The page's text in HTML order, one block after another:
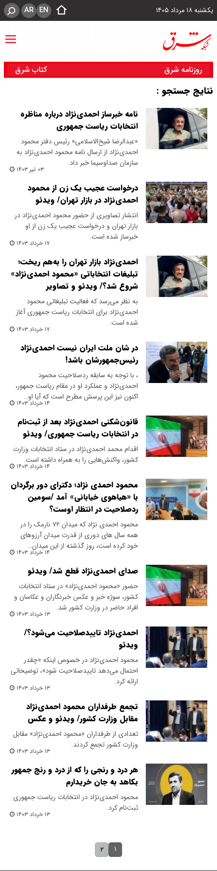
یکشنبه ۱۸ مرداد ۱۴۰۵ EN
AR
روزنامه شرق کتاب شرق
نتایج جستجو :
نامه خبرساز احمدی‌نژاد درباره مناظره
انتخابات ریاست جمهوری
«عبدالرضا شیخ‌الاسلامی» رئیس دفتر محمود
احمدی‌نژاد از ارسال نامه محمود احمدی‌نژاد به
سازمان صداوسیما خبر داد.
۰۳ تیر ۱۴۰۳
درخواست عجیب یک زن از محمود
احمدی‌نژاد در بازار تهران/ ویدئو
انتشار تصاویری از حضور محمود احمدی‌نژاد در
بازار تهران و درخواست عجیب یک زن از او
خبرساز شده است.
۱۷ خرداد ۱۴۰۳
احمدی‌نژاد بازار تهران را به‌هم ریخت؛
تبلیغات انتخاباتی «محمود احمدی‌نژاد»
شروع شد؟/ ویدئو و تصاویر
به نظر می‌رسد که فعالیت تبلیغاتی محمود
احمدی‌نژاد برای انتخابات ریاست جمهوری آغاز
شده است.
۱۷ خرداد ۱۴۰۳
در شان ملت ایران نیست احمدی‌نژاد
رئیس‌جمهورشان باشد!
، با توجه به سابقه ردصلاحیت محمود
احمدی‌نژاد و عملکرد او در مقام ریاست جمهور،
اکنون نیز این پرسش مطرح است که آیا او…
۱۴ خرداد ۱۴۰۳
قانون‌شکنی احمدی‌نژاد بعد از ثبت‌نام
در انتخابات ریاست جمهوری/ ویدئو
اقدام محمد احمدی‌نژاد در ستاد انتخابات وزارت
کشور، واکنش‌هایی را به همراه داشته است.
۱۴ خرداد ۱۴۰۳
محمود احمدی نژاد؛ دکترای دور برگردان
با «هیاهوی خیابانی» آمد /سومین
ردصلاحیت در انتظار اوست؟
محمود احمدی نژاد که میدان ۷۲ نارمک را در
همه سال های دوری از قدرت میدان آرزوهای
خود کرده است، روز گذشته از این میدان…
۱۴ خرداد ۱۴۰۳
صدای احمدی‌نژاد قطع شد/ ویدئو
حضور «محمود احمدی‌نژاد» در ستاد انتخابات
کشور، سوژه خبر و عکس خبرنگاران و عکاسان و
افراد حاضر در وزارت کشور شد.
۱۳ خرداد ۱۴۰۳
احمدی‌نژاد تایید‌صلاحیت می‌شود؟/
ویدئو
محمود احمدی‌نژاد در خصوص اینکه «چقدر
احتمال می‌دهد تاییدصلاحیت شود»، توضیحاتی
ارائه کرد.
۱۳ خرداد ۱۴۰۳
تجمع طرفداران محمود احمدی‌نژاد
مقابل وزارت کشور/ ویدئو و عکس
تعدادی از طرفداران «محمود احمدی‌نژاد» مقابل
وزارت کشور تجمع کردند.
۱۳ خرداد ۱۴۰۳
هر درد و رنجی را که از درد و رنج جمهور
بکاهد به جان خریدارم
محمود احمدی‌نژاد در انتخابات ریاست جمهوری
ثبت‌نام کرد.
۱۳ خرداد ۱۴۰۳
۱ ۲